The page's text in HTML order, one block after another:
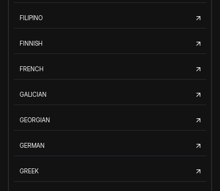
FILIPINO
FINNISH
FRENCH
GALICIAN
GEORGIAN
GERMAN
GREEK